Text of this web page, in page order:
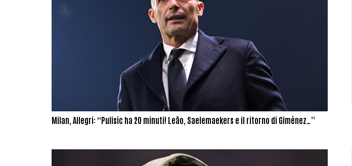
Milan, Allegri: “Pulisic ha 20 minuti! Leão, Saelemaekers e il ritorno di Giménez…”